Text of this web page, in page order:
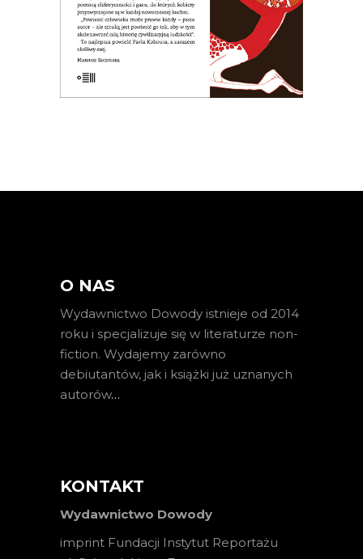
E-BOOK DO KOSZYKA
O NAS
Wydawnictwo Dowody istnieje od 2014
roku i specjalizuje się w literaturze non-
fiction. Wydajemy zarówno
debiutantów, jak i książki już uznanych
autorów…
KONTAKT
Wydawnictwo Dowody
imprint Fundacji Instytut Reportażu